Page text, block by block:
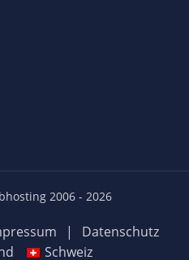
2006 - 2026
|
Datenschutz
Schweiz